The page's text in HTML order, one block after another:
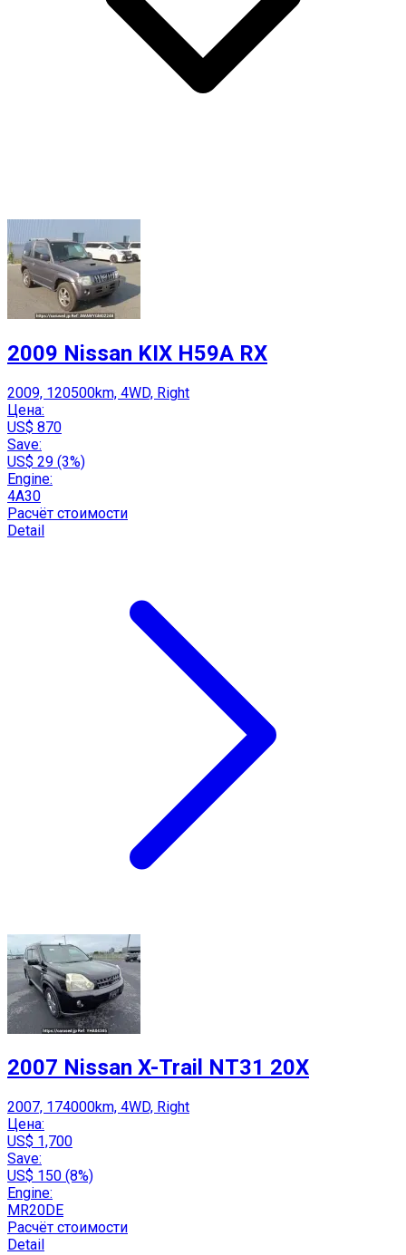
2009 Nissan KIX H59A RX
2009, 120500km, 4WD, Right
Цена:
US$ 870
Save:
US$ 29 (3%)
Engine:
4A30
Расчёт стоимости
Detail
2007 Nissan X-Trail NT31 20X
2007, 174000km, 4WD, Right
Цена:
US$ 1,700
Save:
US$ 150 (8%)
Engine:
MR20DE
Расчёт стоимости
Detail